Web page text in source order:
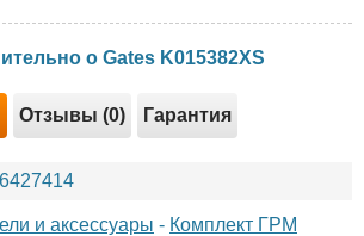
о Gates K015382XS
Отзывы (0) Гарантия
и аксессуары - Комплект ГРМ